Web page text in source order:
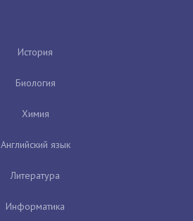
История
Биология
Химия
Английский язык
Литература
Информатика